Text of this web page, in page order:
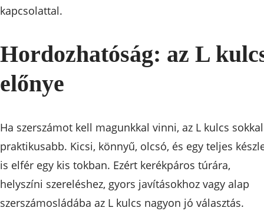
kapcsolattal.
Hordozhatóság: az L
előnye
Ha szerszámot kell magunkkal vinni, az L kulcs sokkal
praktikusabb. Kicsi, könnyű, olcsó, és egy teljes
is elfér egy kis tokban. Ezért kerékpáros túrára,
helyszíni szereléshez, gyors javításokhoz vagy alap
szerszámosládába az L kulcs nagyon jó választás.